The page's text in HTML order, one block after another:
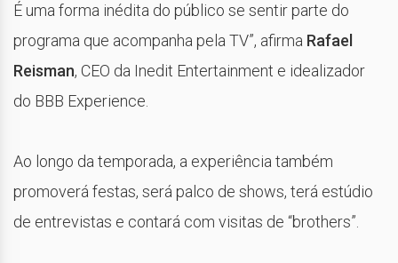
É uma forma inédita do público se sentir parte do
programa que acompanha pela TV”, afirma Rafael
Reisman, CEO da Inedit Entertainment e idealizador
do BBB Experience.
Ao longo da temporada, a experiência também
promoverá festas, será palco de shows, terá estúdio
de entrevistas e contará com visitas de “brothers”.